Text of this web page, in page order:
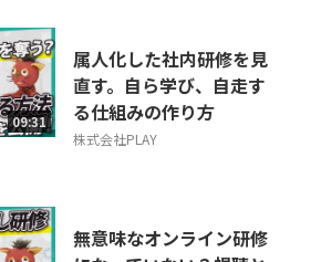
09:31
属人化した社内研修を見
直す。自ら学び、自走す
る仕組みの作り方
株式会社PLAY
無意味なオンライン研修